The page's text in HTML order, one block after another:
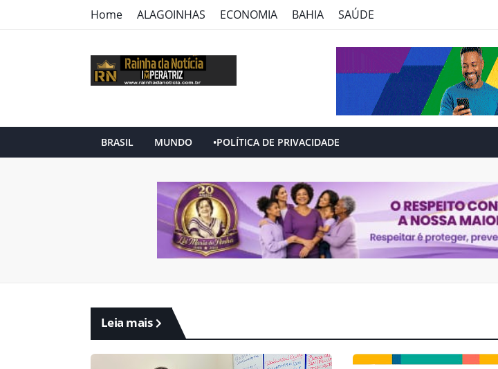
Home ALAGOINHAS ECONOMIA BAHIA SAÚDE
BRASIL MUNDO •POLÍTICA DE PRIVACIDADE
Leia mais